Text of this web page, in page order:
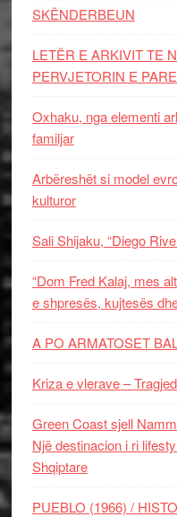
SKËNDERBEUN
LETËR E ARKIVIT TE
PERVJETORIN E
Oxhaku, nga elementi
familjar
Arbëreshët si model
kulturor
Sali Shijaku, “Diego
“Dom Fred Kalaj, mes
e shpresës, kujtesës
A PO ARMATOSET
Kriza e vlerave –
Green Coast sjell
Një destinacion i ri
Shqiptare
PUEBLO (1966) /